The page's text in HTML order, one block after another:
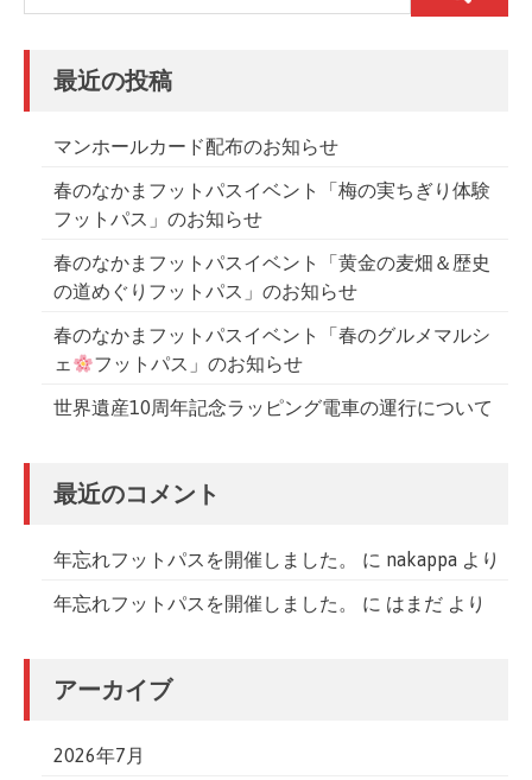
最近の投稿
マンホールカード配布のお知らせ
春のなかまフットパスイベント「梅の実ちぎり体験
フットパス」のお知らせ
春のなかまフットパスイベント「黄金の麦畑＆歴史
の道めぐりフットパス」のお知らせ
春のなかまフットパスイベント「春のグルメマルシ
ェ
フットパス」のお知らせ
世界遺産10周年記念ラッピング電車の運行について
最近のコメント
年忘れフットパスを開催しました。 に nakappa より
年忘れフットパスを開催しました。 に はまだ より
アーカイブ
2026年7月